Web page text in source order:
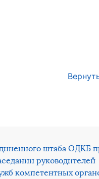
штаба ОДКБ
руководителей
компетентных